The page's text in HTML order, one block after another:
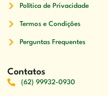
Política de Privacidade
Termos e Condições
Perguntas Frequentes
Contatos
(62) 99932-0930